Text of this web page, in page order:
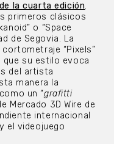
la cuarta edición.
primeros clásicos
o “Space
de Segovia. La
“Pixels”
que su estilo evoca
del artista
manera la
un “grafitti
Mercado 3D Wire de
internacional
el videojuego